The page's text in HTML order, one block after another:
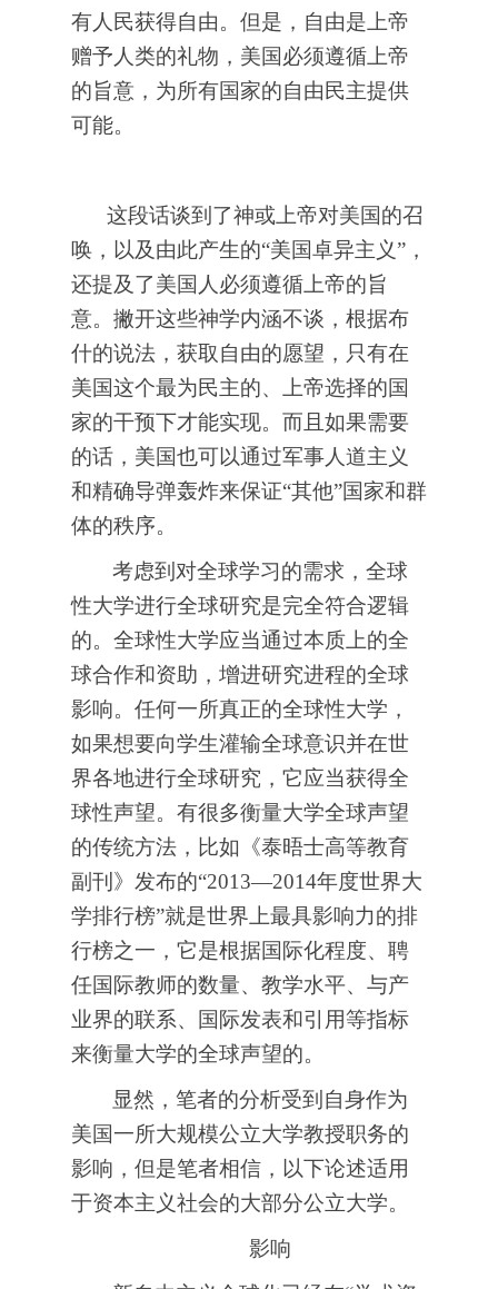
有人民获得自由。但是，自由是上帝
赠予人类的礼物，美国必须遵循上帝
的旨意，为所有国家的自由民主提供
可能。
这段话谈到了神或上帝对美国的召
唤，以及由此产生的“美国卓异主义”，
还提及了美国人必须遵循上帝的旨
意。撇开这些神学内涵不谈，根据布
什的说法，获取自由的愿望，只有在
美国这个最为民主的、上帝选择的国
家的干预下才能实现。而且如果需要
的话，美国也可以通过军事人道主义
和精确导弹轰炸来保证“其他”国家和群
体的秩序。
考虑到对全球学习的需求，全球
性大学进行全球研究是完全符合逻辑
的。全球性大学应当通过本质上的全
球合作和资助，增进研究进程的全球
影响。任何一所真正的全球性大学，
如果想要向学生灌输全球意识并在世
界各地进行全球研究，它应当获得全
球性声望。有很多衡量大学全球声望
的传统方法，比如《泰晤士高等教育
副刊》发布的“2013—2014年度世界大
学排行榜”就是世界上最具影响力的排
行榜之一，它是根据国际化程度、聘
任国际教师的数量、教学水平、与产
业界的联系、国际发表和引用等指标
来衡量大学的全球声望的。
显然，笔者的分析受到自身作为
美国一所大规模公立大学教授职务的
影响，但是笔者相信，以下论述适用
于资本主义社会的大部分公立大学。
影响